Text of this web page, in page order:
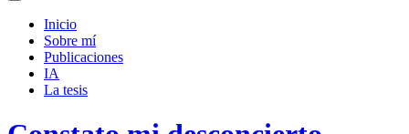
Alternar
campo
búsqueda
Inicio
Sobre mí­
Publicaciones
IA
La tesis